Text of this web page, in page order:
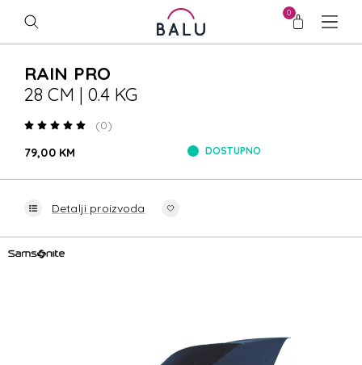
0
RAIN PRO
28 CM | 0.4 KG
(0)
79,00 KM
DOSTUPNO
Detalji proizvoda